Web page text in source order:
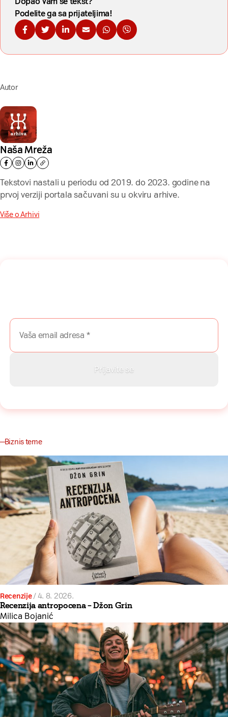
Podelite ga sa prijateljima!
Podelite na Fejsbuku
Podelite na Tviteru
Podelite na Linkdinu
Podelite na imejl
Podelite na WhatsApp
Podelite na Viberu
Autor
Naša Mreža
Tekstovi nastali u periodu od 2019. do 2023. godine na
prvoj verziji portala sačuvani su u okviru arhive.
Više o Arhivi
Biznis teme
Recenzije/4. 8. 2026.
Recenzija antropocena – Džon Grin
Milica Bojanić